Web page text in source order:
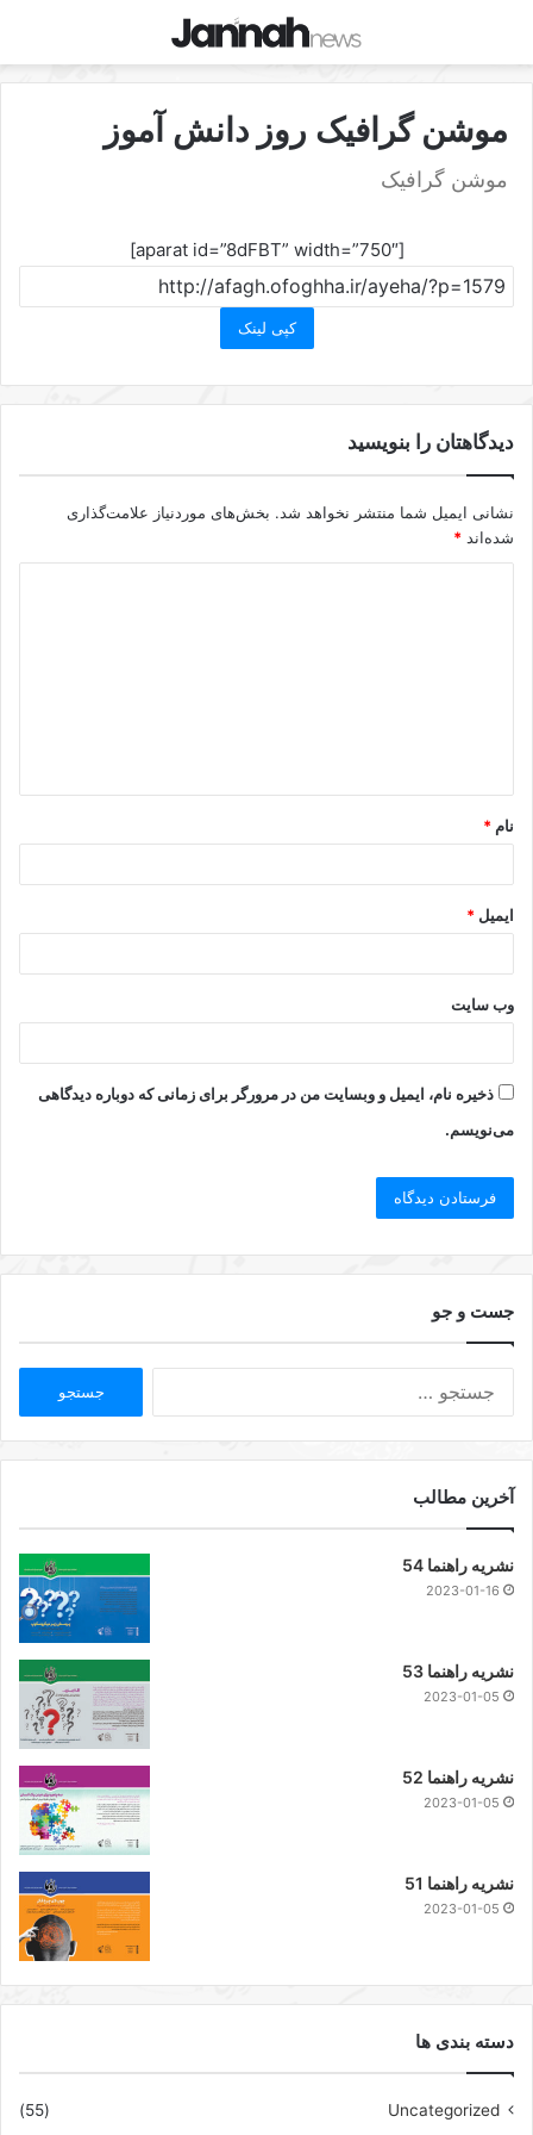
موشن گرافیک روز دانش آموز
موشن گرافیک
[aparat id=”8dFBT” width=”750″]
کپی لینک
دیدگاهتان را بنویسید
نشانی ایمیل شما منتشر نخواهد شد. بخش‌های موردنیاز علامت‌گذاری
شده‌اند *
*
نام *
ایمیل *
وب‌ سایت
ذخیره نام، ایمیل و وبسایت من در مرورگر برای زمانی که دوباره دیدگاهی
می‌نویسم.
جست و جو
آخرین مطالب
نشریه راهنما 54
2023-01-16
نشریه راهنما 53
2023-01-05
نشریه راهنما 52
2023-01-05
نشریه راهنما 51
2023-01-05
دسته بندی ها
Uncategorized
(55)